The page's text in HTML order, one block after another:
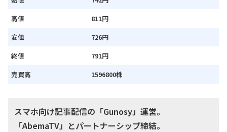
高値
811円
安値
726円
終値
791円
売買高
1596800株
スマホ向け記事配信の「Gunosy」運営。
「AbemaTV」とパートナーシップ締結。